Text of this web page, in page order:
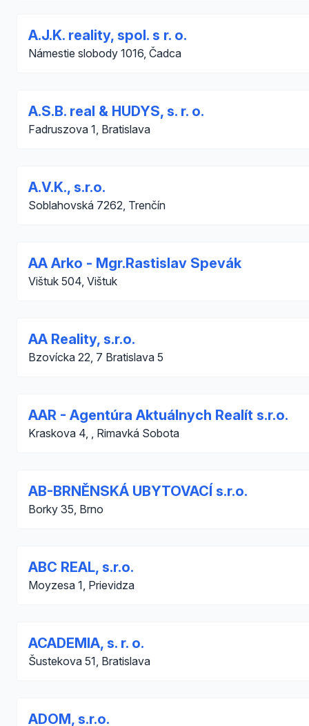
A.J.K. reality, spol. s r. o.
Námestie slobody 1016, Čadca
A.S.B. real & HUDYS, s. r. o.
Fadruszova 1, Bratislava
A.V.K., s.r.o.
Soblahovská 7262, Trenčín
AA Arko - Mgr.Rastislav Spevák
Vištuk 504, Vištuk
AA Reality, s.r.o.
Bzovícka 22, 7 Bratislava 5
AAR - Agentúra Aktuálnych Realít s.r.o.
Kraskova 4, , Rimavká Sobota
AB-BRNĚNSKÁ UBYTOVACÍ s.r.o.
Borky 35, Brno
ABC REAL, s.r.o.
Moyzesa 1, Prievidza
ACADEMIA, s. r. o.
Šustekova 51, Bratislava
ADOM, s.r.o.